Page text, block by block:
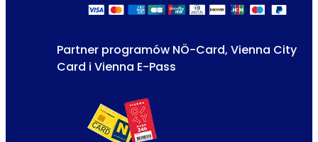
Partner programów NÖ-Card, Vienna City
Card i Vienna E-Pass